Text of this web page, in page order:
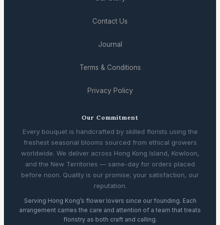
Contact Us
Journal
Terms & Conditions
Privacy Policy
Our Commitment
Every bouquet is handcrafted by skilled florists using the
freshest seasonal blooms sourced from ethical growers
worldwide. We deliver across Hong Kong Island, Kowloon,
and the New Territories — same-day for orders placed
before noon. Quality is our promise; your satisfaction, our
reputation.
Serving Hong Kong’s flower lovers since our founding. Each
arrangement carries the care and attention of a team that treats
floristry as both craft and calling.